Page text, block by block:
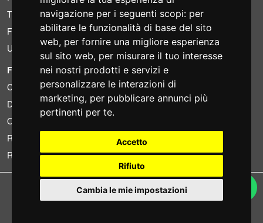
navigazione per i seguenti scopi: per
abilitare le funzionalità di base del sito
web, per fornire una migliore esperienza
sul sito web, per misurare il tuo interesse
nei nostri prodotti e servizi e
personalizzare le interazioni di
marketing, per pubblicare annunci più
pertinenti per te.
Accetto
Rifiuto
Cambia le mie impostazioni
Trovato a meno?
Finanziamento
Usato
FOTOCOLOMBO.IT
Chi siamo
Dove siamo
Orari di negozio
Recensioni su Trovaprezzi
Recensioni su Google
Copyright © Fotocolombo Srl - Viale Verdi 95 - 23807 Merate (LC) - P. Iva
03298370135 - SDI: M5UXCR1